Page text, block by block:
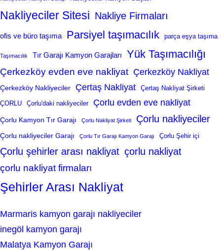
Nakliyeciler Sitesi Nakliye Firmaları
ofis ve büro taşıma Parsiyel taşımacılık parça eşya taşıma
Taşımacılık Tır Garajı Kamyon Garajları Yük Taşımacılığı
Çerkezköy evden eve nakliyat Çerkezköy Nakliyat
Çerkezköy Nakliyeciler Çertaş Nakliyat Çertaş Nakliyat Şirketi
ÇORLU Çorlu'daki nakliyeciler Çorlu evden eve nakliyat
Çorlu Kamyon Tır Garajı Çorlu Nakliyat Şirketi Çorlu nakliyeciler
Çorlu nakliyeciler Garajı Çorlu Tır Garajı Kamyon Garajı Çorlu Şehir içi
Çorlu şehirler arası nakliyat çorlu nakliyat
çorlu nakliyat firmaları
Şehirler Arası Nakliyat
Marmaris kamyon garajı nakliyeciler
inegöl kamyon garajı
Malatya Kamyon Garajı